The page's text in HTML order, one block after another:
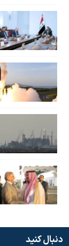
دنبال کنید